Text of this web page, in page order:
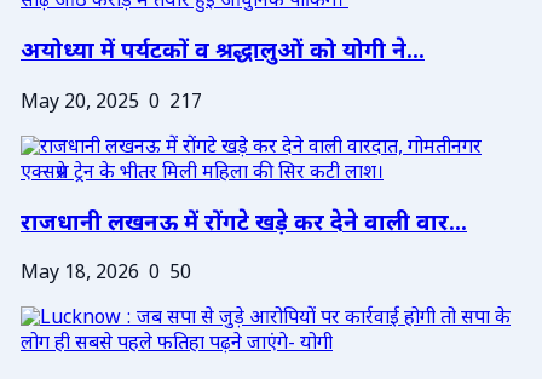
अयोध्या में पर्यटकों व श्रद्धालुओं को योगी ने...
May 20, 2025 0 217
राजधानी लखनऊ में रोंगटे खड़े कर देने वाली वार...
May 18, 2026 0 50